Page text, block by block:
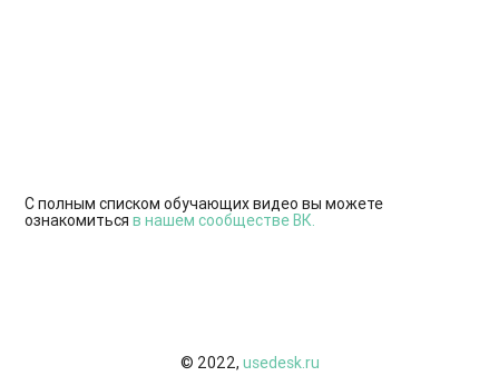
С полным списком обучающих видео вы можете
ознакомитьсяв нашем сообществе ВК.
© 2022, usedesk.ru